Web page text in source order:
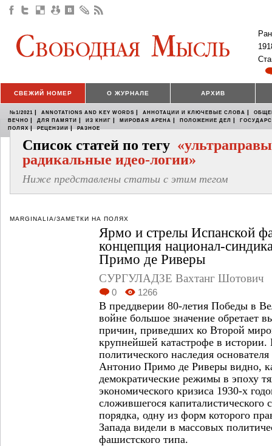
СВЕЖИЙ НОМЕР О ЖУРНАЛЕ АРХИВ
№1/2021 | ANNOTATIONS AND KEY WORDS | АННОТАЦИИ И КЛЮЧЕВЫЕ СЛОВА |
ВЕЧНО | ДЛЯ ПАМЯТИ | ИЗ КНИГ | МИРОВАЯ АРЕНА | ПОЛОЖЕНИЕ ДЕЛ |
ПОЛЯХ | РЕЦЕНЗИИ | РАЗНОЕ
Список статей по тегу
радикальные идео-логии»
Ниже представлены статьи с этим тегом
MARGINALIA/ЗАМЕТКИ НА ПОЛЯХ
Ярмо и стрелы Испанской
концепция национал-
Примо де Риверы
СУРГУЛАДЗЕ Вахтанг Шотович
0 1266
В преддверии 80-летия Победы в
войне большое значение обретает
причин, приведших ко Второй
крупнейшей катастрофе в
политического наследия
Антонио Примо де Риверы видно,
демократические режимы в эпоху
экономического кризиса 1930-х
сложившегося капиталистического
порядка, одну из форм которого
Запада видели в массовых
фашистского типа.